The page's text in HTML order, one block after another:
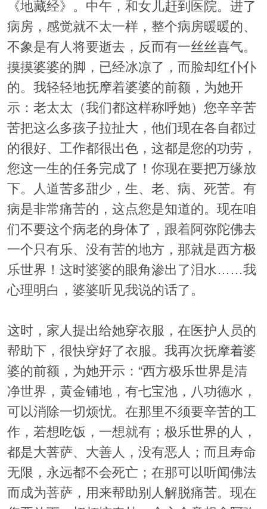
《地藏经》。中午，和女儿赶到医院。进了
病房，感觉就不太一样，整个病房暖暖的、
不象是有人将要逝去，反而有一丝丝喜气。
摸摸婆婆的脚，已经冰凉了，而脸却红仆仆
的。我轻轻地抚摩着婆婆的前额，为她开
示：老太太（我们都这样称呼她）您辛辛苦
苦把这么多孩子拉扯大，他们现在各自都过
的很好、工作都很出色，这都是您的功劳，
您这一生的任务完成了！你现在要把万缘放
下。人道苦多甜少，生、老、病、死苦。有
病是非常痛苦的，这点您是知道的。现在咱
们不要这个病老的身体了，跟着阿弥陀佛去
一个只有乐、没有苦的地方，那就是西方极
乐世界！这时婆婆的眼角渗出了泪水……我
心理明白，婆婆听见我说的话了。
这时，家人提出给她穿衣服，在医护人员的
帮助下，很快穿好了衣服。我再次抚摩着婆
婆的前额，为她开示：“西方极乐世界是清
净世界，黄金铺地，有七宝池，八功德水，
可以消除一切烦忧。在那里不须要辛苦的工
作，若想吃饭，一想就有；极乐世界的人，
都是大菩萨、大善人，没有恶人；而且寿命
无限，永远都不会死亡；在那可以听闻佛法
而成为菩萨，用来帮助别人解脱痛苦。现在